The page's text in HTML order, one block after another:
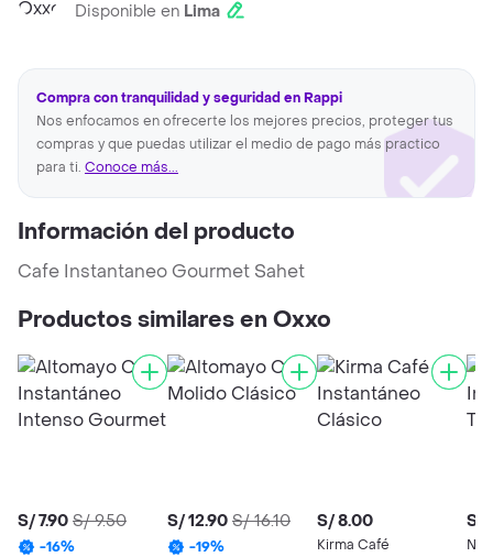
Disponible en Lima
Compra con tranquilidad y seguridad en Rappi
Nos enfocamos en ofrecerte los mejores precios, proteger tus
compras y que puedas utilizar el medio de pago más practico
para ti. Conoce más...
Información del producto
Cafe Instantaneo Gourmet Sahet
Productos similares en Oxxo
S/ 7.90 S/ 9.50
-16%
S/ 12.90 S/ 16.10
-19%
S/ 8.00
Kirma Café
S/